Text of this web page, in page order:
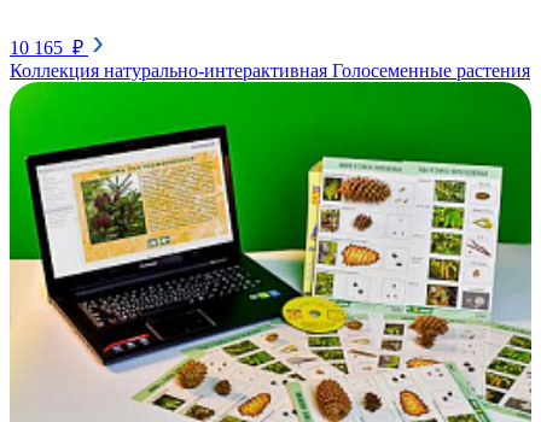
10 165 ₽
Коллекция натурально-интерактивная Голосеменные растения